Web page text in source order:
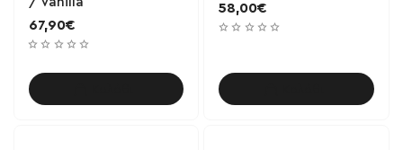
67,90€
58,00€